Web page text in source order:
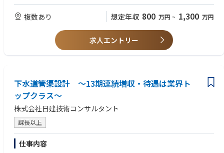
複数あり 想定年収 800 万円 ~ 1,300 万円
求人エントリー
下水道管渠設計 ～13期連続増収・待遇は業界ト
ップクラス～
株式会社日建技術コンサルタント
課長以上
仕事内容